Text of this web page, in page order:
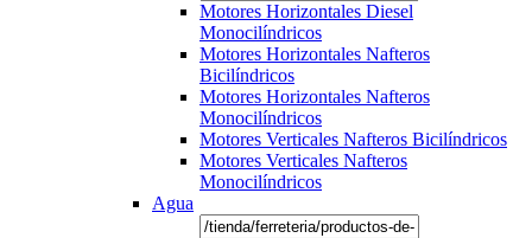
Motores Horizontales Diesel
Monocilíndricos
Motores Horizontales Nafteros
Bicilíndricos
Motores Horizontales Nafteros
Monocilíndricos
Motores Verticales Nafteros Bicilíndricos
Motores Verticales Nafteros
Monocilíndricos
Agua